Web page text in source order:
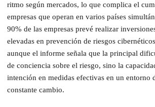
ritmo según mercados, lo que complica el
empresas que operan en varios países
90% de las empresas prevé realizar
elevadas en prevención de riesgos
aunque el informe señala que la principal
de conciencia sobre el riesgo, sino la
intención en medidas efectivas en un entorno
constante cambio.